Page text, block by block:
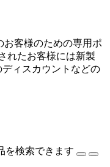
お客様のための専用ポ
れたお客様には新製
ディスカウントなどの
を検索できます